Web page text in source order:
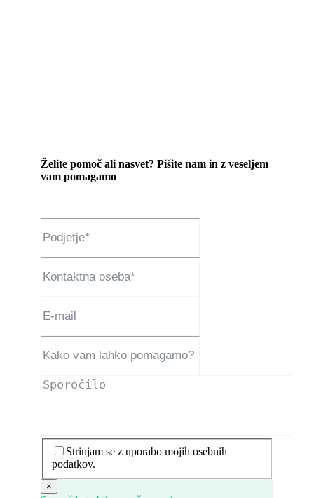
Želite pomoč ali nasvet? Pišite nam in z veseljem
vam pomagamo
Strinjam se z uporabo mojih osebnih
podatkov.
×